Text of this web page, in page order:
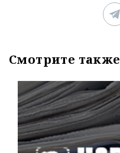
Смотрите также